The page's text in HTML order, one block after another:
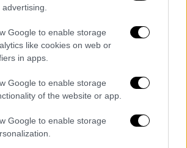
Google to enable storage
like cookies on web or
in apps.
Google to enable storage
of the website or app.
Google to enable storage